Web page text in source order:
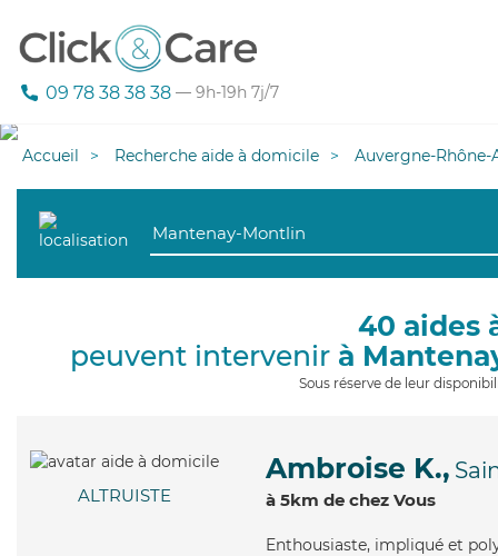
09 78 38 38 38 — 9h-19h 7j/7
Accueil Recherche aide à domicile Auvergne-Rhône-
40 aides
peuvent intervenir à
Sous réserve de leur
ALTRUISTE
Ambroise K.,
à 5km de chez Vous
Enthousiaste, impliqué et